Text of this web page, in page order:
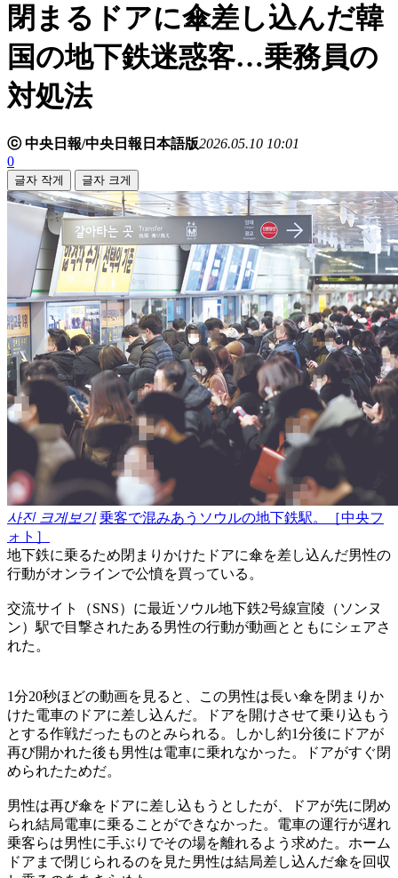
閉まるドアに傘差し込んだ韓
国の地下鉄迷惑客…乗務員の
対処法
ⓒ 中央日報/中央日報日本語版2026.05.10 10:01
0
글자 작게 글자 크게
사진 크게보기 乗客で混みあうソウルの地下鉄駅。［中央フ
ォト］
地下鉄に乗るため閉まりかけたドアに傘を差し込んだ男性の
行動がオンラインで公憤を買っている。
交流サイト（SNS）に最近ソウル地下鉄2号線宣陵（ソンヌ
ン）駅で目撃されたある男性の行動が動画とともにシェアさ
れた。
1分20秒ほどの動画を見ると、この男性は長い傘を閉まりか
けた電車のドアに差し込んだ。ドアを開けさせて乗り込もう
とする作戦だったものとみられる。しかし約1分後にドアが
再び開かれた後も男性は電車に乗れなかった。ドアがすぐ閉
められたためだ。
男性は再び傘をドアに差し込もうとしたが、ドアが先に閉め
られ結局電車に乗ることができなかった。電車の運行が遅れ
乗客らは男性に手ぶりでその場を離れるよう求めた。ホーム
ドアまで閉じられるのを見た男性は結局差し込んだ傘を回収